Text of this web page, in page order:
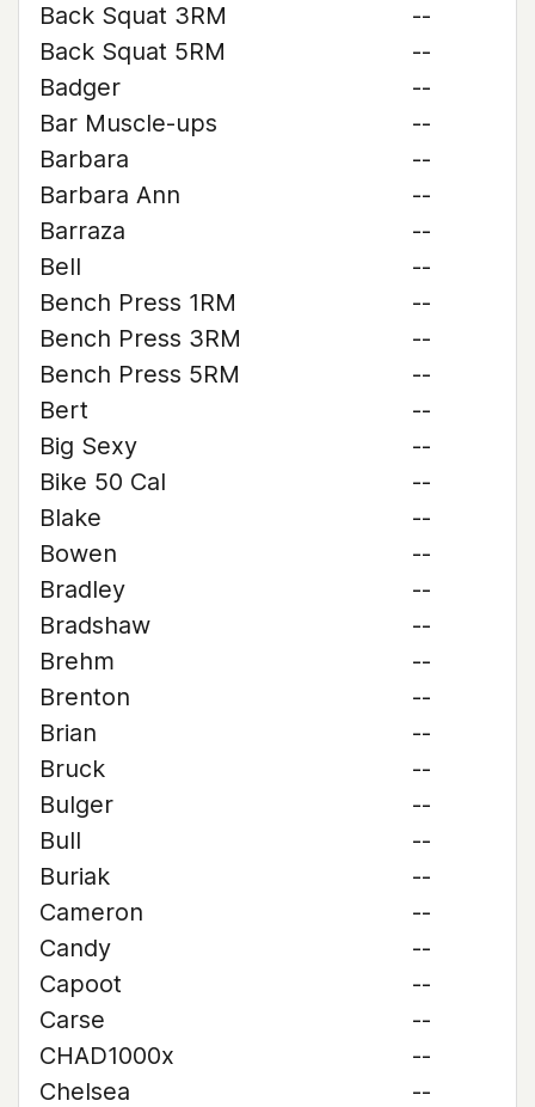
Back Squat 3RM
--
Back Squat 5RM
--
Badger
--
Bar Muscle-ups
--
Barbara
--
Barbara Ann
--
Barraza
--
Bell
--
Bench Press 1RM
--
Bench Press 3RM
--
Bench Press 5RM
--
Bert
--
Big Sexy
--
Bike 50 Cal
--
Blake
--
Bowen
--
Bradley
--
Bradshaw
--
Brehm
--
Brenton
--
Brian
--
Bruck
--
Bulger
--
Bull
--
Buriak
--
Cameron
--
Candy
--
Capoot
--
Carse
--
CHAD1000x
--
Chelsea
--